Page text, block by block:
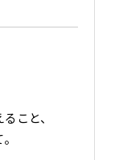
こと、